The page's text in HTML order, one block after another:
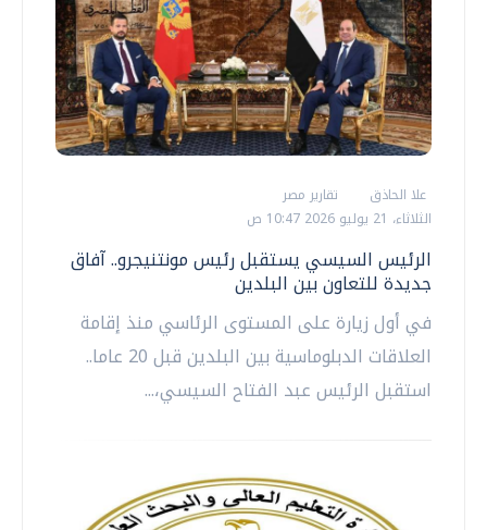
علا الحاذق
تقارير مصر
الثلاثاء، 21 يوليو 2026 10:47 ص
الرئيس السيسي يستقبل رئيس مونتنيجرو.. آفاق
جديدة للتعاون بين البلدين
في أول زيارة على المستوى الرئاسي منذ إقامة
العلاقات الدبلوماسية بين البلدين قبل 20 عاما..
استقبل الرئيس عبد الفتاح السيسي،...